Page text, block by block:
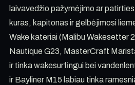
laivavedžio pažymėjimo ar
kuras, kapitonas ir gelbėjimosi
Wake kateriai (Malibu Wakesetter
Nautique G23, MasterCraft
ir tinka wakesurfingui bei
ir Bayliner M15 labiau tinka